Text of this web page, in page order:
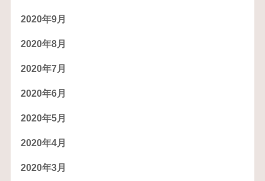
2020年9月
2020年8月
2020年7月
2020年6月
2020年5月
2020年4月
2020年3月